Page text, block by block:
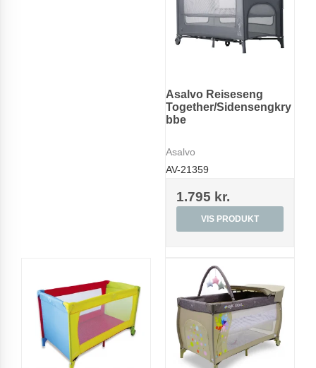
Asalvo Reiseseng
Together/Sidensengkry
bbe
Asalvo
AV-21359
1.795 kr.
VIS PRODUKT